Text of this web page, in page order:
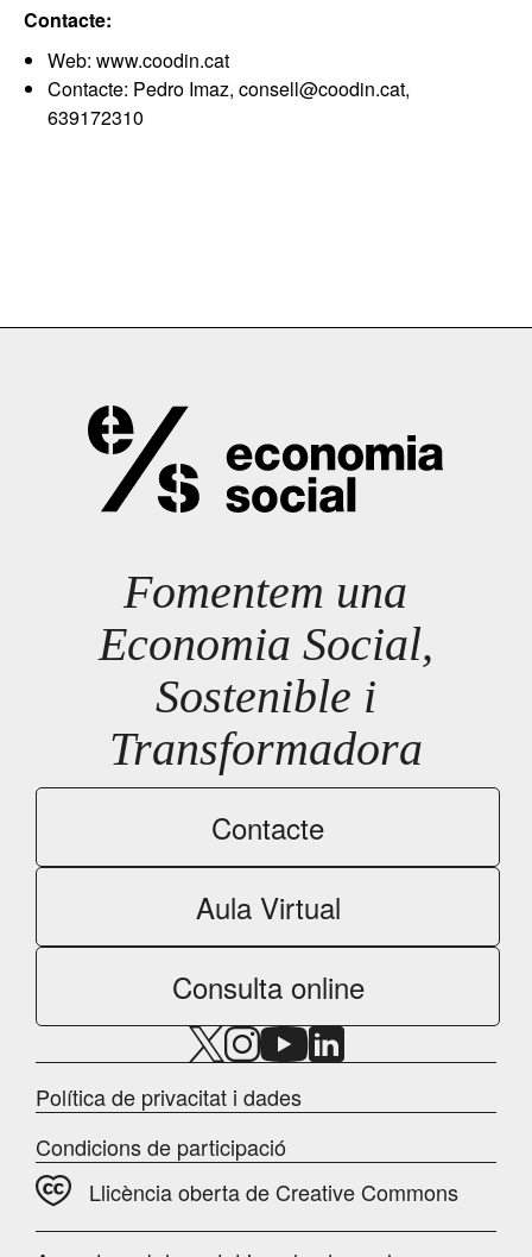
Contacte:
Web: www.coodin.cat
Contacte: Pedro Imaz, consell@coodin.cat,
639172310
Fomentem una
Economia Social,
Sostenible i
Transformadora
Contacte
Aula Virtual
Consulta online
Política de privacitat i dades
Condicions de participació
Llicència oberta de Creative Commons